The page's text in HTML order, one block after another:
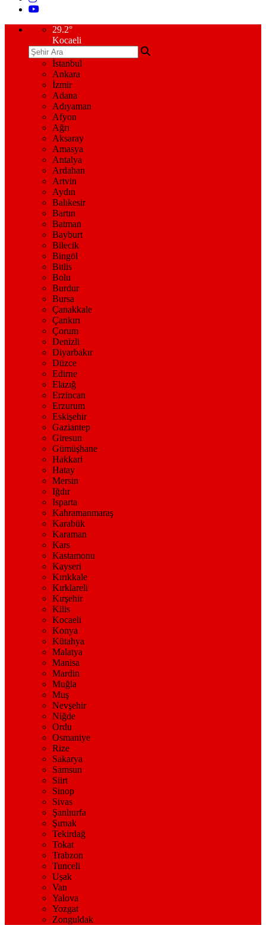
29.2°
Kocaeli
İstanbul
Ankara
İzmir
Adana
Adıyaman
Afyon
Ağrı
Aksaray
Amasya
Antalya
Ardahan
Artvin
Aydın
Balıkesir
Bartın
Batman
Bayburt
Bilecik
Bingöl
Bitlis
Bolu
Burdur
Bursa
Çanakkale
Çankırı
Çorum
Denizli
Diyarbakır
Düzce
Edirne
Elazığ
Erzincan
Erzurum
Eskişehir
Gaziantep
Giresun
Gümüşhane
Hakkari
Hatay
Mersin
Iğdır
Isparta
Kahramanmaraş
Karabük
Karaman
Kars
Kastamonu
Kayseri
Kırıkkale
Kırklareli
Kırşehir
Kilis
Kocaeli
Konya
Kütahya
Malatya
Manisa
Mardin
Muğla
Muş
Nevşehir
Niğde
Ordu
Osmaniye
Rize
Sakarya
Samsun
Siirt
Sinop
Sivas
Şanlıurfa
Şırnak
Tekirdağ
Tokat
Trabzon
Tunceli
Uşak
Van
Yalova
Yozgat
Zonguldak